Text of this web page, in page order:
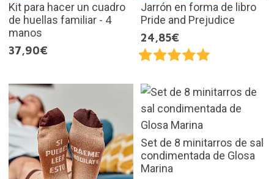
Kit para hacer un cuadro
de huellas familiar - 4
manos
37,90€
Jarrón en forma de libro
Pride and Prejudice
24,85€
Set de 8 minitarros de sal
condimentada de Glosa
Marina